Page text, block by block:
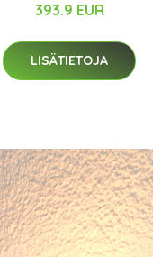
393.9 EUR
LISÄTIETOJA